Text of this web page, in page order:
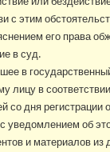
с этим
его права
в суд.
в
лицу в
со дня
уведомлением об
и материалов из